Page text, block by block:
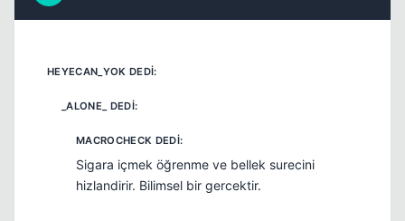
Sigara içmek öğrenme ve bellek surecini
hizlandirir. Bilimsel bir gercektir.